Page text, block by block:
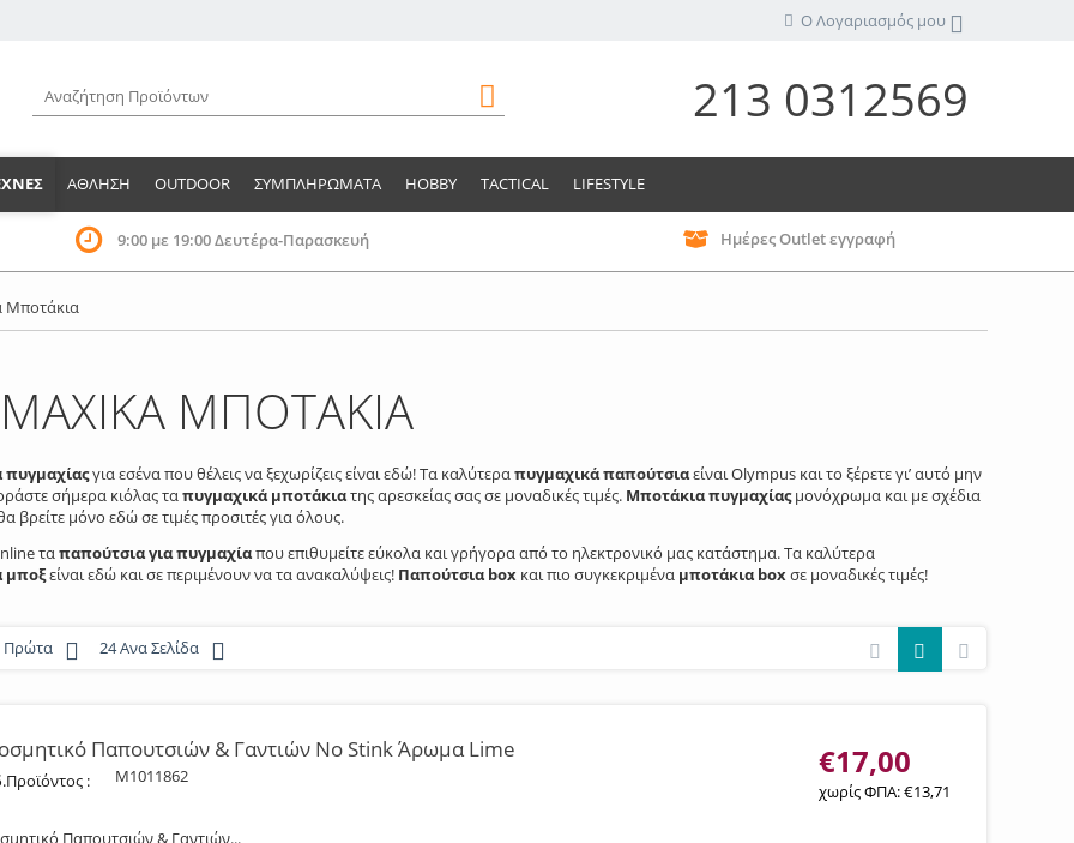
Ο Λογαριασμός μου
213 0312569
ΑΘΛΗΣΗ OUTDOOR ΣΥΜΠΛΗΡΩΜΑΤΑ HOBBY TACTICAL LIFESTYLE
9:00 με 19:00 Δευτέρα-Παρασκευή Ημέρες Outlet εγγραφή
Μποτάκια
ΜΠΟΤΑΚΙΑ
πυγμαχίαςγια εσένα που θέλεις να ξεχωρίζεις είναι εδώ! Τα καλύτεραπυγμαχικά παπούτσιαείναι Olympus και το ξέρετε γι’ αυτό μην
σήμερα κιόλας ταπυγμαχικά μποτάκιατης αρεσκείας σας σε μοναδικές τιμές. Μποτάκια πυγμαχίαςμονόχρωμα και με σχέδια
βρείτε μόνο εδώ σε τιμές προσιτές για όλους.
ταπαπούτσια για πυγμαχίαπου επιθυμείτε εύκολα και γρήγορα από το ηλεκτρονικό μας κατάστημα. Τα καλύτερα
μποξείναι εδώ και σε περιμένουν να τα ανακαλύψεις! Παπούτσια box και πιο συγκεκριμένα μποτάκια boxσε μοναδικές τιμές!
Πρώτα 24 Ανα Σελίδα
Παπουτσιών & Γαντιών No Stink Άρωμα Lime
: M1011862 €17,00
χωρίς ΦΠΑ:€13,71
Παπουτσιών & Γαντιών...